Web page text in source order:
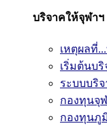
บริจาคให้จุฬาฯ
เหตุผลที่
เริ่มต้นบริ
ระบบบริ
กองทุนจุ
กองทุนภู